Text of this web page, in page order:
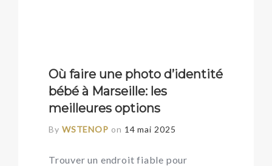
Où faire une photo d’identité
bébé à Marseille: les
meilleures options
By WSTENOP on 14 mai 2025
Trouver un endroit fiable pour